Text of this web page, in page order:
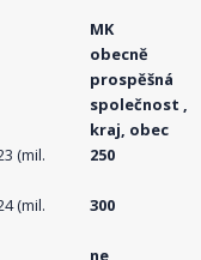
MK
obecně
prospěšná
společnost ,
kraj, obec
(mil.
250
(mil.
300
ne